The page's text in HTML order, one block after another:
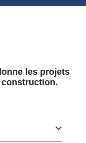
les projets